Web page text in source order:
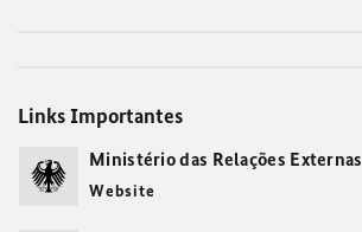
Links Importantes
Ministério das Relações Externas
Website